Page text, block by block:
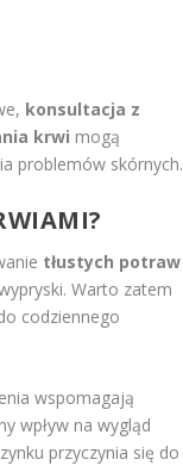
konsultacja z
krwi mogą
problemów skórnych.
tłustych potraw
Warto zatem
codziennego
wspomagają
wpływ na wygląd
przyczynia się do